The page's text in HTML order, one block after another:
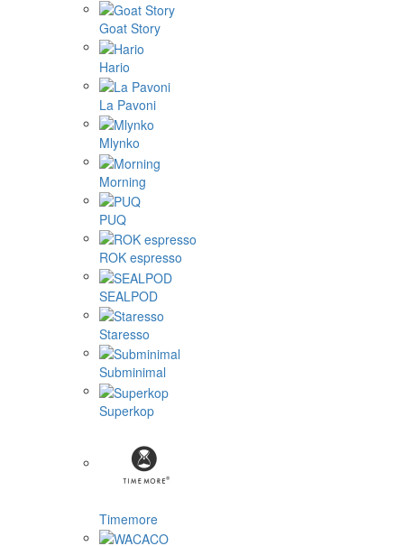
Goat Story
Hario
La Pavoni
Mlynko
Morning
PUQ
ROK espresso
SEALPOD
Staresso
Subminimal
Superkop
Timemore